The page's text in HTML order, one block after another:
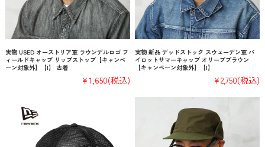
実物 USED オーストリア軍 ラウンデルロゴ フ
ィールドキャップ リップストップ【キャンペ
ーン対象外】【I】 古着
¥1,650(税込)
実物 新品 デッドストック スウェーデン軍 パ
イロットサマーキャップ オリーブブラウン
【キャンペーン対象外】【I】
¥2,750(税込)